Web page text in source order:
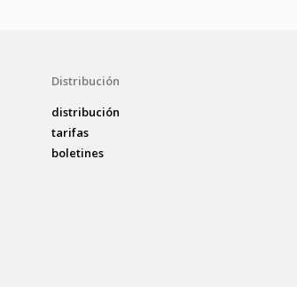
Distribución
distribución
tarifas
boletines